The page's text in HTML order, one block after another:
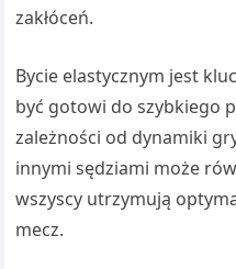
zakłóceń.
Bycie elastycznym jest
być gotowi do szybkiego
zależności od dynamiki
innymi sędziami może
wszyscy utrzymują
mecz.